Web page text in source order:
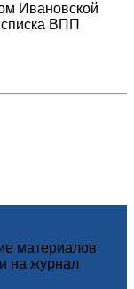
Ивановской
ВПП
материалов
на журнал